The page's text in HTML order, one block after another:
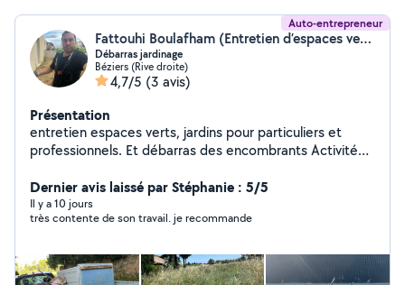
Auto-entrepreneur
Fattouhi Boulafham (Entretien d’espaces verts, jardins)
Débarras jardinage
Béziers (Rive droite)
4,7/5 (3 avis)
Présentation
entretien espaces verts, jardins pour particuliers et
professionnels. Et débarras des encombrants Activité
Dernier avis laissé par Stéphanie : 5/5
Il y a 10 jours
très contente de son travail. je recommande